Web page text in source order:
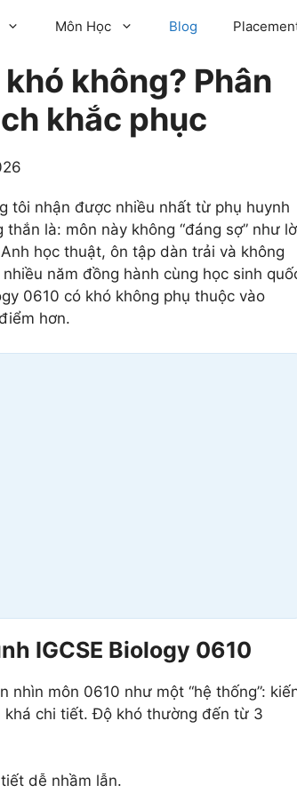
Môn Học Blog
không? Phân
khắc phục
tôi nhận được nhiều nhất từ phụ huynh
là: môn này không “đáng sợ” như
học thuật, ôn tập dàn trải và không
năm đồng hành cùng học sinh
0610 có khó không phụ thuộc vào
hơn.
IGCSE Biology 0610
nhìn môn 0610 như một “hệ thống”:
chi tiết. Độ khó thường đến từ 3
dễ nhầm lẫn.